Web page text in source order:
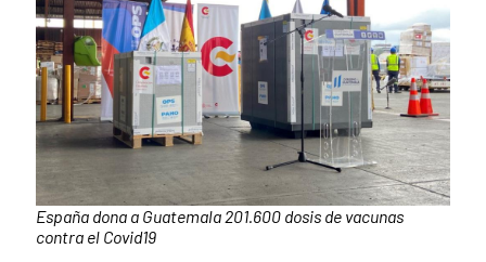
Caption:
España dona a Guatemala 201.600 dosis de vacunas
contra el Covid19